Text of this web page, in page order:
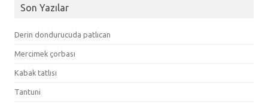
Son Yazılar
Derin dondurucuda patlıcan
Mercimek çorbası
Kabak tatlısı
Tantuni